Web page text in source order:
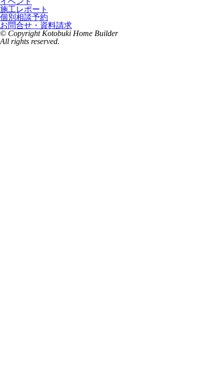
施工レポート
個別相談予約
お問合せ・資料請求
© Copyright Kotobuki Home Builder
All rights reserved.